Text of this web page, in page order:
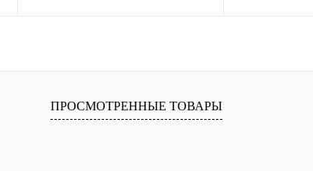
В избранное Под заказ
ПРОСМОТРЕННЫЕ ТОВАРЫ